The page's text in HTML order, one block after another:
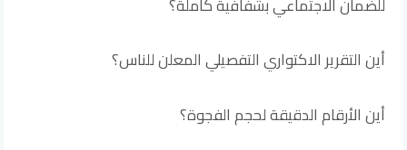
أين التقرير الاكتواري التفصيلي المعلن للناس؟
أين الأرقام الدقيقة لحجم الفجوة؟